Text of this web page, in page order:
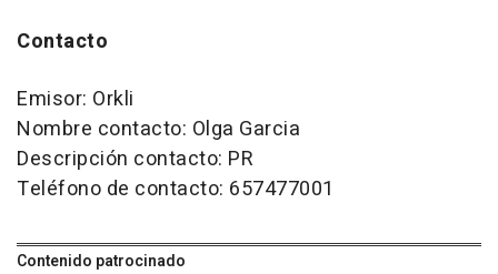
Contacto
Emisor: Orkli
Nombre contacto: Olga Garcia
Descripción contacto: PR
Teléfono de contacto: 657477001
Contenido patrocinado